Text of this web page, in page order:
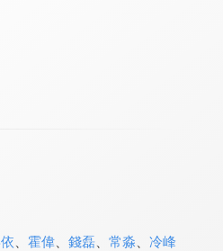
霍偉、 錢磊、 常淼
冷峰